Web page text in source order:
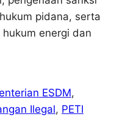
pidana, serta
energi dan
ESDM
Ilegal, PETI